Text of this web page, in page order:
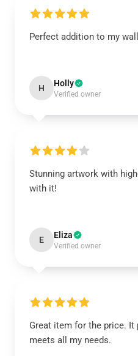
Perfect addition to my
H Holly
Verified owner
Stunning artwork with
with it!
E Eliza
Verified owner
Great item for the price. It
meets all my needs.